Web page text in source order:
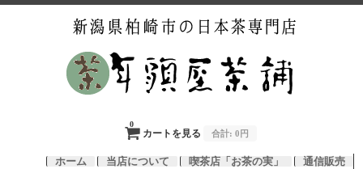
カートを見る
0
合計: 0円
ホーム 当店について 喫茶店「お茶の実」
通信販売